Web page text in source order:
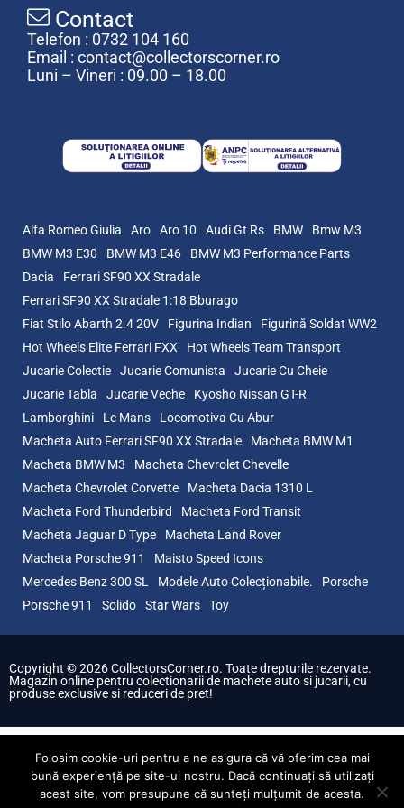
Contact
Telefon : 0732 104 160
Email : contact@collectorscorner.ro
Luni – Vineri : 09.00 – 18.00
Alfa Romeo Giulia Aro Aro 10 Audi Gt Rs BMW
Bmw M3
BMW M3 E30
BMW M3 E46
BMW M3 Performance Parts
Dacia
Ferrari SF90 XX Stradale
Ferrari SF90 XX Stradale 1:18 Bburago
Fiat Stilo Abarth 2.4 20V
Figurina Indian
Figurină Soldat WW2
Hot Wheels Elite Ferrari FXX
Hot Wheels Team Transport
Jucarie Colectie
Jucarie Comunista
Jucarie Cu Cheie
Jucarie Tabla
Jucarie Veche
Kyosho Nissan GT-R
Lamborghini
Le Mans
Locomotiva Cu Abur
Macheta Auto Ferrari SF90 XX Stradale
Macheta BMW M1
Macheta BMW M3
Macheta Chevrolet Chevelle
Macheta Chevrolet Corvette
Macheta Dacia 1310 L
Macheta Ford Thunderbird
Macheta Ford Transit
Macheta Jaguar D Type
Macheta Land Rover
Macheta Porsche 911
Maisto Speed Icons
Mercedes Benz 300 SL
Modele Auto Colecționabile.
Porsche
Porsche 911
Solido Star Wars Toy
Copyright © 2026 CollectorsCorner.ro. Toate drepturile rezervate.
Magazin online pentru colectionarii de machete auto si jucarii, cu
produse exclusive si reduceri de pret!
Folosim cookie-uri pentru a ne asigura că vă oferim cea mai
bună experiență pe site-ul nostru. Dacă continuați să utilizați
acest site, vom presupune că sunteți mulțumit de acesta.